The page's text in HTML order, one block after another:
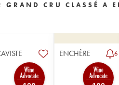
1961
1960
1953
1952
GRAND CRU CLASSÉ A
ENCHÈRE 6